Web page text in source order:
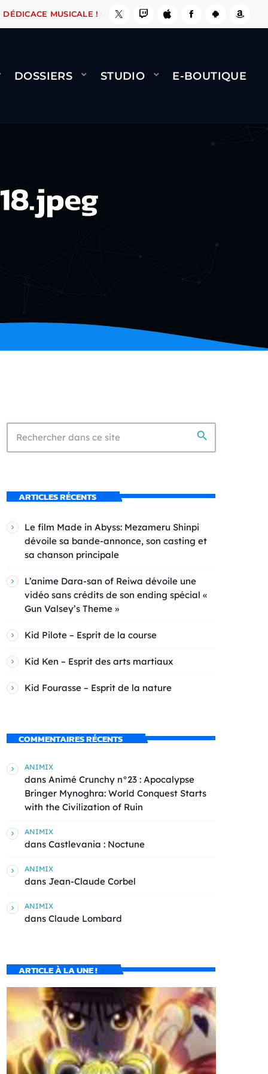
ÇA LE FAIT ! NAMI BERNARD MINET - FLY
DÉDICACE MUSICALE !
DOSSIERS STUDIO E-BOUTIQUE
search
ARTICLES RÉCENTS
Le film Made in Abyss: Mezameru Shinpi
dévoile sa bande-annonce, son casting et
sa chanson principale
L’anime Dara-san of Reiwa dévoile une
vidéo sans crédits de son ending spécial «
Gun Valsey’s Theme »
Kid Pilote – Esprit de la course
Kid Ken – Esprit des arts martiaux
Kid Fourasse – Esprit de la nature
COMMENTAIRES RÉCENTS
ANIMIX
dans Animé Crunchy n°23 : Apocalypse
Bringer Mynoghra: World Conquest Starts
with the Civilization of Ruin
ANIMIX
dans Castlevania : Noctune
ANIMIX
dans Jean-Claude Corbel
ANIMIX
dans Claude Lombard
ARTICLE À LA UNE !